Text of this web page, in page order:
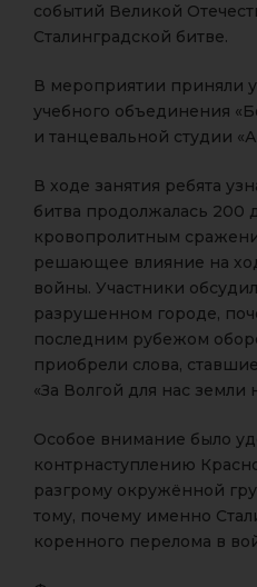
событий Великой
Сталинградской битве.
В мероприятии приняли
учебного объединения
и танцевальной студии
В ходе занятия ребята
битва продолжалась 200
кровопролитным
решающее влияние на
войны. Участники
разрушенном городе,
последним рубежом
приобрели слова,
«За Волгой для нас земли
Особое внимание было
контрнаступлению
разгрому окружённой
тому, почему именно
коренного перелома в